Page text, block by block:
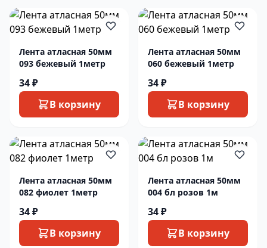
Лента атласная 50мм
093 бежевый 1метр
34 ₽
В корзину
Лента атласная 50мм
060 бежевый 1метр
34 ₽
В корзину
Лента атласная 50мм
082 фиолет 1метр
34 ₽
В корзину
Лента атласная 50мм
004 бл розов 1м
34 ₽
В корзину